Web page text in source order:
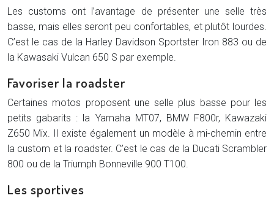
Les customs ont l’avantage de présenter une selle très
basse, mais elles seront peu confortables, et plutôt lourdes.
C’est le cas de la Harley Davidson Sportster Iron 883 ou de
la Kawasaki Vulcan 650 S par exemple.
Favoriser la roadster
Certaines motos proposent une selle plus basse pour les
petits gabarits : la Yamaha MT07, BMW F800r, Kawazaki
Z650 Mix. Il existe également un modèle à mi-chemin entre
la custom et la roadster. C’est le cas de la Ducati Scrambler
800 ou de la Triumph Bonneville 900 T100.
Les sportives